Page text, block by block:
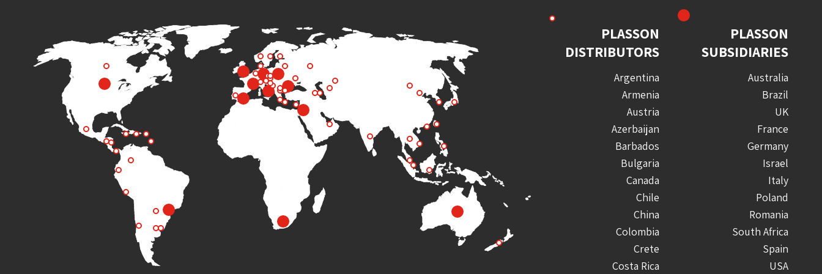
PLASSON
SUBSIDIARIES
Australia
Brazil
UK
France
Germany
Israel
Italy
Poland
Romania
South Africa
Spain
USA
PLASSON
DISTRIBUTORS
Argentina
Armenia
Austria
Azerbaijan
Barbados
Bulgaria
Canada
Chile
China
Colombia
Crete
Costa Rica